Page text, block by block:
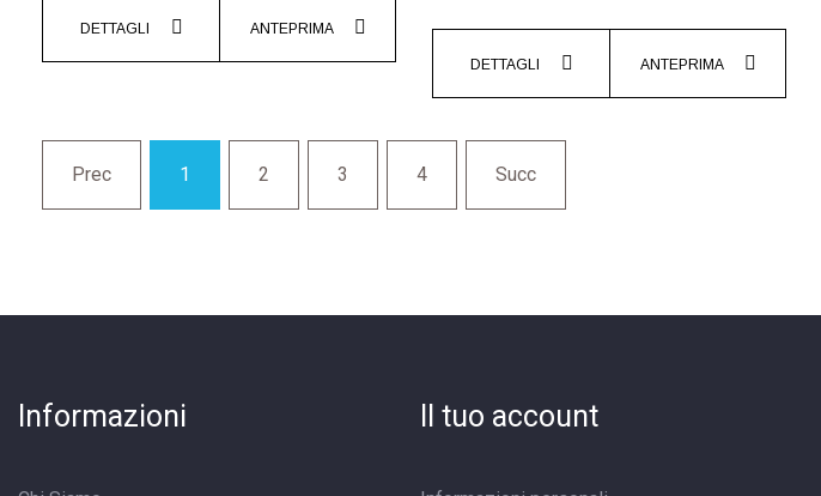
DETTAGLI ANTEPRIMA
DETTAGLI ANTEPRIMA
Prec 1 2 3 4 Succ
Informazioni Il tuo account